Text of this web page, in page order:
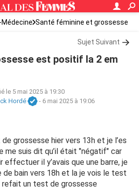
Santé féminine et grossesse
Sujet Suivant
est positif la 2 em
le 5 mai 2025 à 19:30
Hordé
- 6 mai 2025 à 19:06
grossesse hier vers 13h et je l’es
me suis dit qu’il était "négatif" car
effectuer il y’avais que une barre, je
de bain vers 18h et la je vois le test
refait un test de grossesse